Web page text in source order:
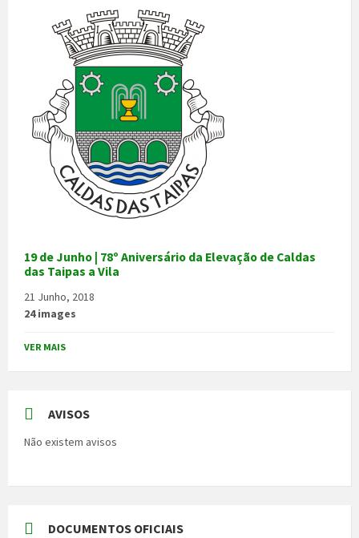
19 de Junho | 78º Aniversário da Elevação de Caldas
das Taipas a Vila
21 Junho, 2018
24 images
VER MAIS
AVISOS
Não existem avisos
DOCUMENTOS OFICIAIS